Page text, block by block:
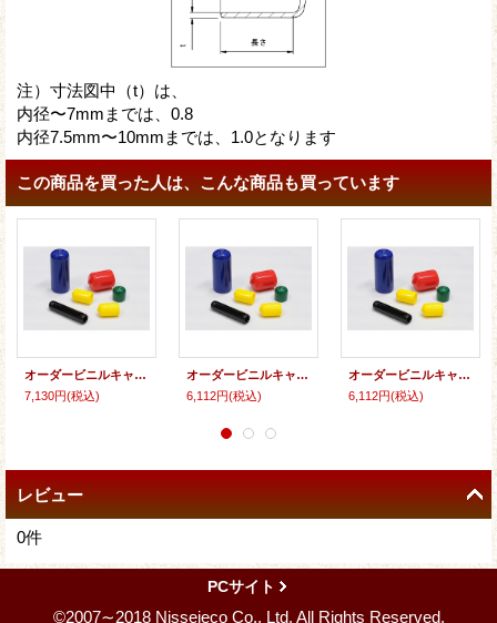
注）寸法図中（t）は、
内径〜7mmまでは、0.8
内径7.5mm〜10mmまでは、1.0となります
この商品を買った人は、こんな商品も買っています
オーダービニルキャップ内径17ミリ〜25ミリ長さ25ミリ（100個入り〜）
7,130円(税込)
オーダービニルキャップ内径10ミリ〜16ミリ長さ20ミリ（100個入り〜）
6,112円(税込)
オーダービニルキャップ内径10ミリ〜16ミリ長さ25ミリ（100個入り〜）
6,112円(税込)
レビュー
0件
PCサイト
©2007∼2018 Nisseieco Co., Ltd. All Rights Reserved.